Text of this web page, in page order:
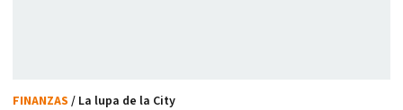
FINANZAS / La lupa de la City